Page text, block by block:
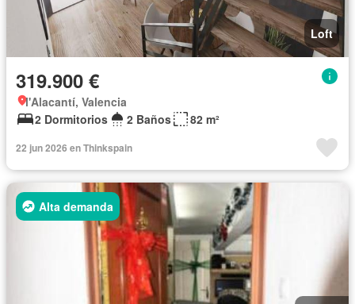
Loft
319.900 €
l'Alacantí, Valencia
2 Dormitorios
2 Baños 82 m²
22 jun 2026 en Thinkspain
Alta demanda